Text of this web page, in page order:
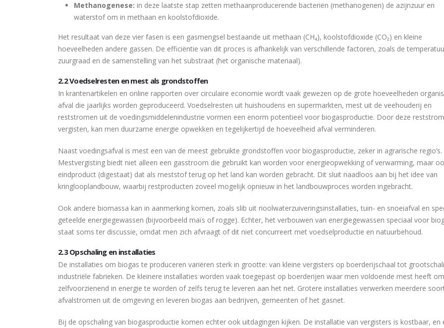
Methanogenese: in deze laatste stap zetten methaanproducerende bacteriën (methanogenen) de azijnzuur en
waterstof om in methaan en koolstofdioxide.
Het resultaat van deze vier fasen is een gasmengsel bestaande uit methaan (CH₄), koolstofdioxide (CO₂) en kleine
hoeveelheden andere gassen. De efficiëntie van dit proces is afhankelijk van verschillende factoren, zoals de
zuurgraad en de samenstelling van het substraat (het organische materiaal).
2.2 Voedselresten en mest als grondstoffen
In krantenartikelen en online rapporten over circulaire economie wordt vaak gewezen op de grote hoeveelheden
afval die jaarlijks worden geproduceerd. Voedselresten uit huishoudens en supermarkten, mest uit de veehouderij en
reststromen uit de voedingsmiddelenindustrie vormen een enorm potentieel voor biogasproductie. Door deze
vergisten, kan men duurzame energie opwekken en tegelijkertijd de hoeveelheid afval verminderen.
Naast voedingsafval is mest een van de meest gebruikte grondstoffen voor biogasproductie, zeker in agrarische regio’s.
Mestvergisting biedt niet alleen een gasstroom die gebruikt kan worden voor energieopwekking of verwarming, maar
eindproduct (digestaat) dat als meststof terug op het land kan worden gebracht. Dit sluit naadloos aan bij het idee van
kringlooplandbouw, waarbij restproducten zoveel mogelijk opnieuw in het landbouwproces worden ingebracht.
Ook andere biomassa kan in aanmerking komen, zoals slib uit rioolwaterzuiveringsinstallaties, tuin- en snoeiafval en
geteelde energiegewassen (bijvoorbeeld maïs of rogge). Echter, het verbouwen van energiegewassen speciaal voor
staat soms ter discussie, omdat men zich afvraagt of dit niet concurreert met voedselproductie en natuurbehoud.
2.3 Opschaling en installaties
De installaties om biogas te produceren variëren sterk in grootte: van kleine vergisters op boerderijschaal tot
industriële fabrieken. De kleinere installaties worden vaak toegepast op boerderijen waar men voldoende mest heeft om
zelfvoorzienend in energie te worden of zelfs terug te leveren aan het net. Grotere installaties verwerken meerdere
afvalstromen uit de omgeving en leveren biogas aan bedrijven, gemeenten of het gasnet.
Bij de opschaling van biogasproductie komen echter ook uitdagingen kijken. De installatie van vergisters is kostbaar, en